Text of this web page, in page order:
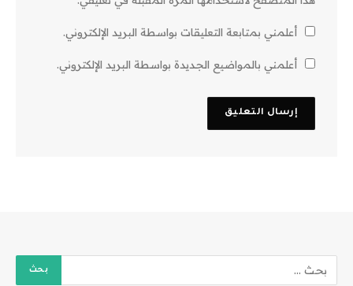
أعلمني بمتابعة التعليقات بواسطة البريد الإلكتروني.
أعلمني بالمواضيع الجديدة بواسطة البريد الإلكتروني.